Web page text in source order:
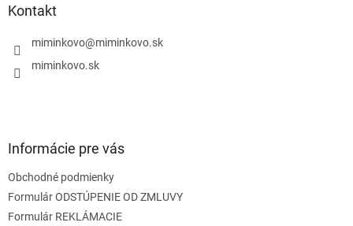
Kontakt
miminkovo@miminkovo.sk
miminkovo.sk
Informácie pre vás
Obchodné podmienky
Formulár ODSTÚPENIE OD ZMLUVY
Formulár REKLÁMACIE